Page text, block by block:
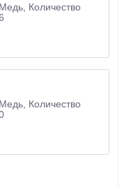
Количество
Количество